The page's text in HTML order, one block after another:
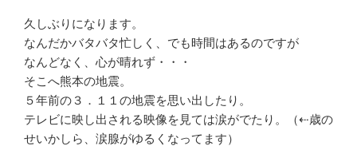
久しぶりになります。
なんだかバタバタ忙しく、でも時間はあるのですが
なんどなく、心が晴れず・・・
そこへ熊本の地震。
５年前の３．１１の地震を思い出したり。
テレビに映し出される映像を見ては涙がでたり。（⇠歳の
せいかしら、涙腺がゆるくなってます）